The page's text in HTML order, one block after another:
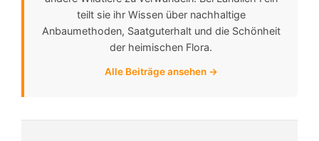
teilt sie ihr Wissen über nachhaltige
Anbaumethoden, Saatguterhalt und die Schönheit
der heimischen Flora.
Alle Beiträge ansehen →